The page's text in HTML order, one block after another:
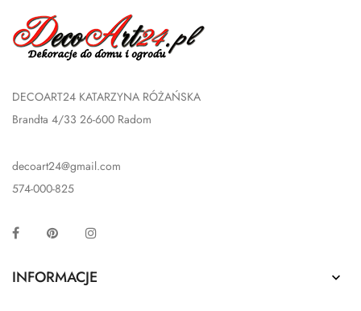
DECOART24 KATARZYNA RÓŻAŃSKA
Brandta 4/33 26-600 Radom
decoart24@gmail.com
574-000-825
Facebook Pinterest
INFORMACJE 